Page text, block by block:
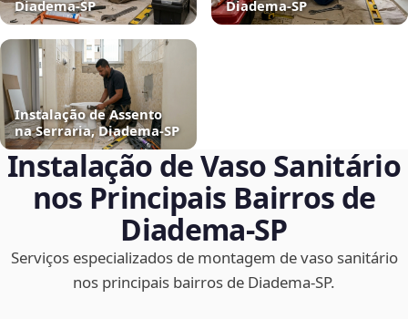
Diadema‑SP
Diadema‑SP
Instalação de Assento
na Serraria, Diadema‑SP
Instalação de Vaso Sanitário
nos Principais Bairros de
Diadema‑SP
Serviços especializados de montagem de vaso sanitário
nos principais bairros de Diadema‑SP.